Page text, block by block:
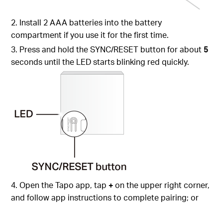
2. Install 2 AAA batteries into the battery
compartment if you use it for the first time.
3. Press and hold the SYNC/RESET button for about 5
seconds until the LED starts blinking red quickly.
4. Open the Tapo app, tap +on the upper right corner,
and follow app instructions to complete pairing; or